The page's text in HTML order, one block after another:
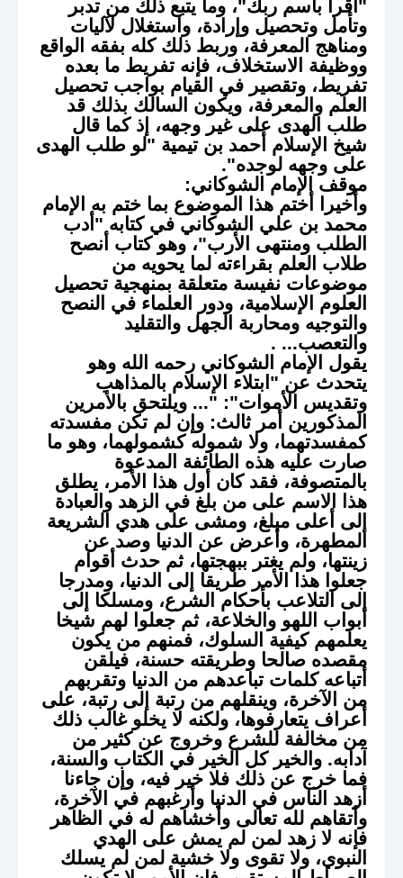
"اقرأ باسم ربك"، وما يتبع ذلك من تدبر
وتأمل وتحصيل وإرادة، واستغلال لآليات
ومناهج المعرفة، وربط ذلك كله بفقه الواقع
ووظيفة الاستخلاف، فإنه تفريط ما بعده
تفريط، وتقصير في القيام بواجب تحصيل
العلم والمعرفة، ويكون السالك بذلك قد
طلب الهدى على غير وجهه، إذ كما قال
شيخ الإسلام أحمد بن تيمية "لو طلب الهدى
على وجهه لوجده".
موقف الإمام الشوكاني:
وأخيرا أختم هذا الموضوع بما ختم به الإمام
محمد بن علي الشوكاني في كتابه "أدب
الطلب ومنتهى الأرب"، وهو كتاب أنصح
طلاب العلم بقراءته لما يحويه من
موضوعات نفيسة متعلقة بمنهجية تحصيل
العلوم الإسلامية، ودور العلماء في النصح
والتوجيه ومحاربة الجهل والتقليد
والتعصب... .
يقول الإمام الشوكاني رحمه الله وهو
يتحدث عن "ابتلاء الإسلام بالمذاهب
وتقديس الأموات": "... ويلتحق بالأمرين
المذكورين أمر ثالث: وإن لم تكن مفسدته
كمفسدتهما، ولا شموله كشمولهما، وهو ما
صارت عليه هذه الطائفة المدعوة
بالمتصوفة، فقد كان أول هذا الأمر، يطلق
هذا الاسم على من بلغ في الزهد والعبادة
إلى أعلى مبلغ، ومشى على هدي الشريعة
المطهرة، وأعرض عن الدنيا وصد عن
زينتها، ولم يغتر ببهجتها، ثم حدث أقوام
جعلوا هذا الأمر طريقا إلى الدنيا، ومدرجا
إلى التلاعب بأحكام الشرع، ومسلكا إلى
أبواب اللهو والخلاعة، ثم جعلوا لهم شيخا
يعلمهم كيفية السلوك، فمنهم من يكون
مقصده صالحا وطريقته حسنة، فيلقن
أتباعه كلمات تباعدهم من الدنيا وتقربهم
من الآخرة، وينقلهم من رتبة إلى رتبة، على
أعراف يتعارفوها، ولكنه لا يخلو غالب ذلك
من مخالفة للشرع وخروج عن كثير من
آدابه. والخير كل الخير في الكتاب والسنة،
فما خرج عن ذلك فلا خير فيه، وإن جاءنا
أزهد الناس في الدنيا وأرغبهم في الآخرة،
وأتقاهم لله تعالى وأخشاهم له في الظاهر
فإنه لا زهد لمن لم يمش على الهدي
النبوي، ولا تقوى ولا خشية لمن لم يسلك